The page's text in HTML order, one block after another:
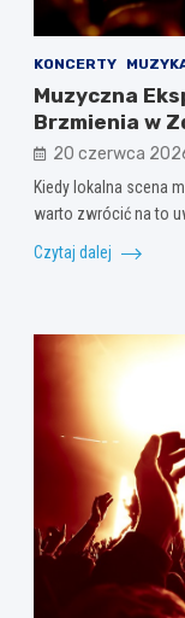
KONCERTY
Muzyczna
Brzmienia w
20 czerwca
Kiedy lokalna scena
warto zwrócić na to
Czytaj dalej